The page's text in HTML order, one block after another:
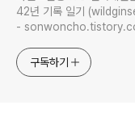
42년 기록 일기 (wildginseng.or.kr -
-
구독하기